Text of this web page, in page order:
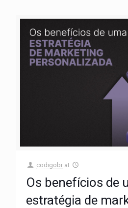
codigobr at
Os benefícios de
estratégia de